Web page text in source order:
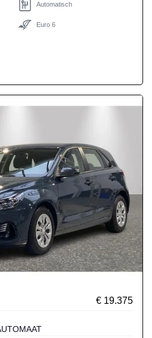
Automatisch
Euro 6
€ 19.375
- AUTOMAAT